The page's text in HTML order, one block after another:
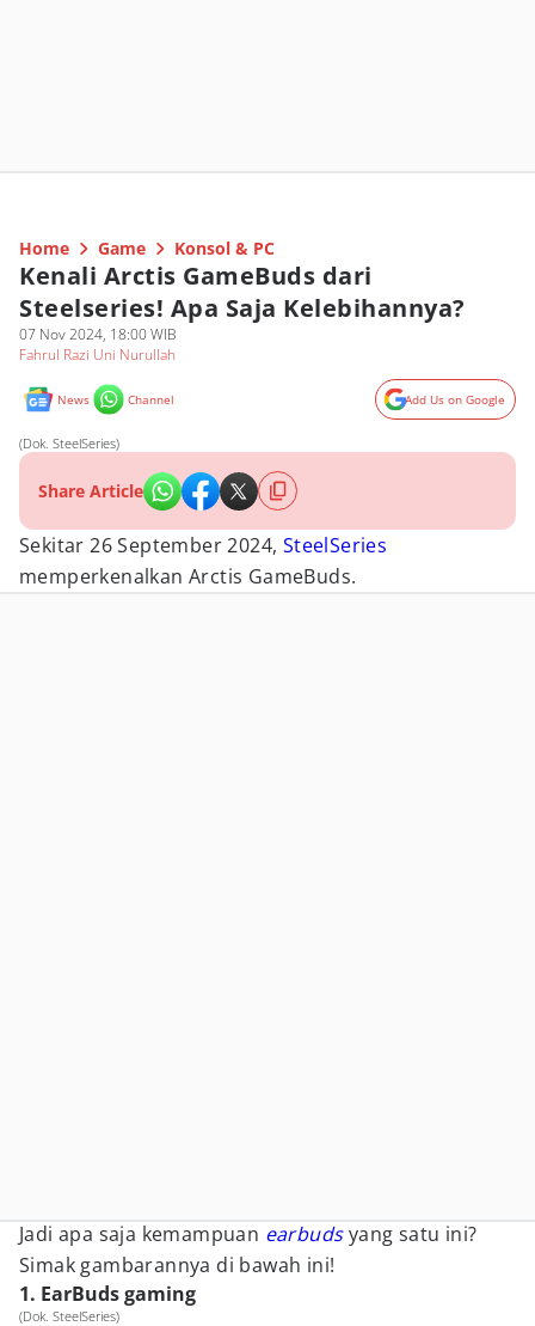
Home Game Konsol & PC
Kenali Arctis GameBuds dari
Steelseries! Apa Saja Kelebihannya?
07 Nov 2024, 18:00 WIB
Fahrul Razi Uni Nurullah
News Channel Add Us on Google
(Dok. SteelSeries)
Share Article
Sekitar 26 September 2024, SteelSeries
memperkenalkan Arctis GameBuds.
Jadi apa saja kemampuan earbuds yang satu ini?
Simak gambarannya di bawah ini!
1. EarBuds gaming
(Dok. SteelSeries)